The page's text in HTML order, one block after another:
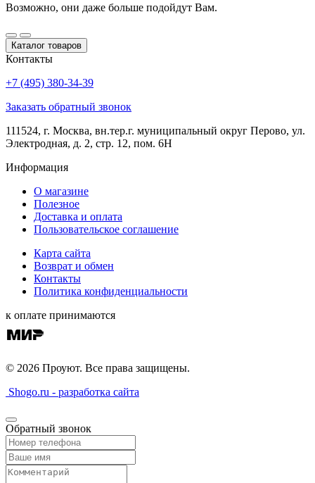
Возможно, они даже больше подойдут Вам.
Каталог товаров
Контакты
+7 (495) 380-34-39
Заказать обратный звонок
111524, г. Москва, вн.тер.г. муниципальный округ Перово, ул.
Электродная, д. 2, стр. 12, пом. 6Н
Информация
О магазине
Полезное
Доставка и оплата
Пользовательское соглашение
Карта сайта
Возврат и обмен
Контакты
Политика конфиденциальности
к оплате принимаются
© 2026 Проуют. Все права защищены.
Shogo.ru - разработка сайта
Обратный звонок